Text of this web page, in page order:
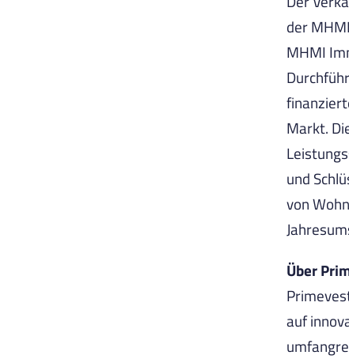
der
MHMI
Markt.
und
von
Über
auf